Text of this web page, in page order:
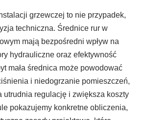
grzewczej to nie przypadek,
techniczna. Średnice rur w
mają bezpośredni wpływ na
hydrauliczne oraz efektywność
mała średnica może powodować
i niedogrzanie pomieszczeń,
utrudnia regulację i zwiększa koszty
pokazujemy konkretne obliczenia,